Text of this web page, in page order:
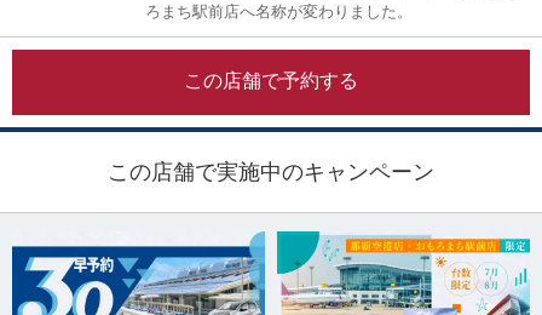
ろまち駅前店へ名称が変わりました。
この店舗で予約する
この店舗で実施中のキャンペーン